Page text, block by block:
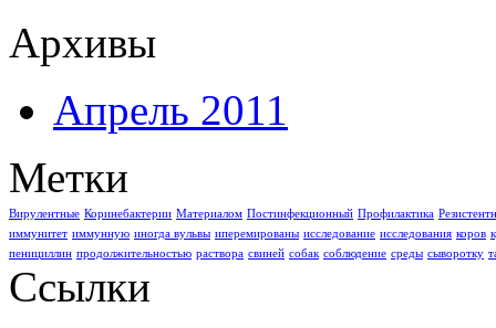
Архивы
Апрель 2011
Метки
Вирулентные Коринебактерии Материалом Постинфекционный Профилактика
иммунитет иммунную иногда вульвы иперемированы исследование исследования коров
пенициллин продолжительностью раствора свиней собак соблюдение среды сыворотку
Ссылки